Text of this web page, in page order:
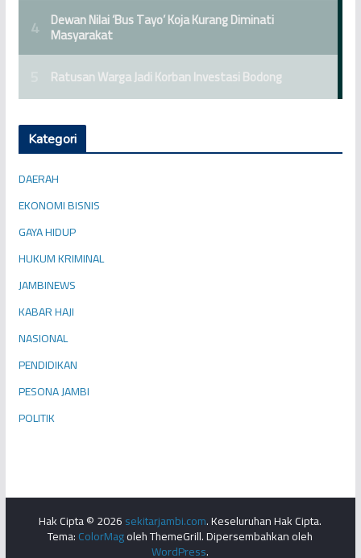
Kategori
DAERAH
EKONOMI BISNIS
GAYA HIDUP
HUKUM KRIMINAL
JAMBINEWS
KABAR HAJI
NASIONAL
PENDIDIKAN
PESONA JAMBI
POLITIK
Hak Cipta © 2026sekitarjambi.com. Keseluruhan Hak Cipta.
Tema:ColorMagoleh ThemeGrill. Dipersembahkan oleh
WordPress.